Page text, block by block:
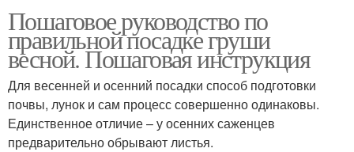
Пошаговое руководство по
правильной посадке груши
весной. Пошаговая инструкция
Для весенней и осенний посадки способ подготовки
почвы, лунок и сам процесс совершенно одинаковы.
Единственное отличие – у осенних саженцев
предварительно обрывают листья.